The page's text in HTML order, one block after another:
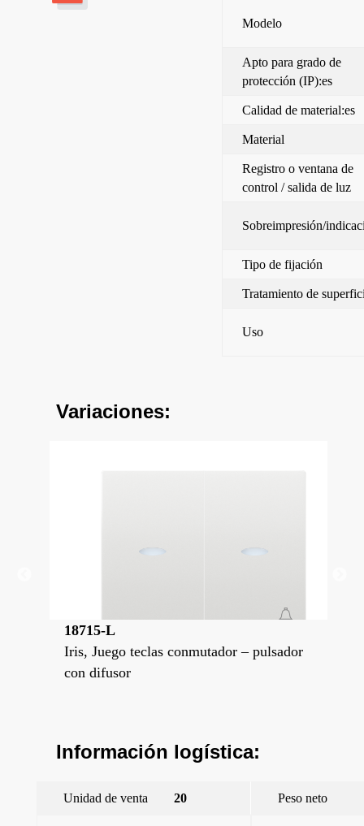
Modelo
Apto para grado de
protección (IP):es
Calidad de material:es
Material
Registro o ventana de
control / salida de luz
Sobreimpresión/
Tipo de fijación
Tratamiento de
Uso
Variaciones:
18715-L
Iris, Juego teclas conmutador – pulsador
con difusor
Información logística:
Unidad de venta 20 Peso neto